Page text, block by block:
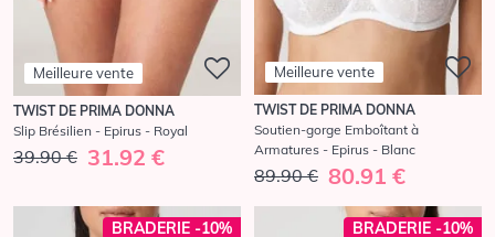
Meilleure vente
TWIST DE PRIMA DONNA
Slip Brésilien - Epirus - Royal
39.90 € 31.92 €
Meilleure vente
TWIST DE PRIMA DONNA
Soutien-gorge Emboîtant à
Armatures - Epirus - Blanc
89.90 € 80.91 €
BRADERIE -10% BRADERIE -10%